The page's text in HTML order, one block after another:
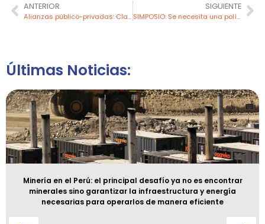
ANTERIOR
Alianzas público-privadas: Clave para el desarrollo sostenible de los territorios mineros en el Perú
SIGUIENTE
SIMPOSIO: Se necesita una política nacional para promover la exploración de minerales críticos en el país
Últimas Noticias:
Minería en el Perú: el principal desafío ya no es encontrar
minerales sino garantizar la infraestructura y energía
necesarias para operarlos de manera eficiente